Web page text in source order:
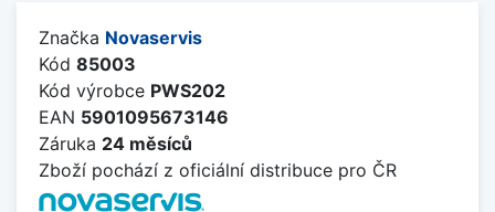
Značka Novaservis
Kód 85003
Kód výrobce PWS202
EAN 5901095673146
Záruka 24 měsíců
Zboží pochází z oficiální distribuce pro ČR